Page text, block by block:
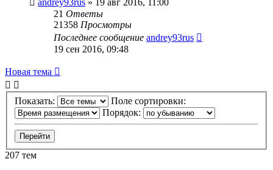
21 Ответы
21358 Просмотры
Последнее сообщение andrey93rus
19 сен 2016, 09:48
Новая тема
Показать:
Поле сортировки:
Порядок:
207 тем